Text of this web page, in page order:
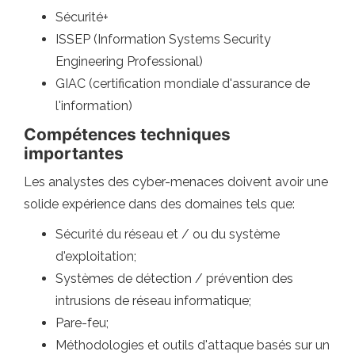
Sécurité+
ISSEP (Information Systems Security
Engineering Professional)
GIAC (certification mondiale d'assurance de
l'information)
Compétences techniques
importantes
Les analystes des cyber-menaces doivent avoir une
solide expérience dans des domaines tels que:
Sécurité du réseau et / ou du système
d'exploitation;
Systèmes de détection / prévention des
intrusions de réseau informatique;
Pare-feu;
Méthodologies et outils d'attaque basés sur un